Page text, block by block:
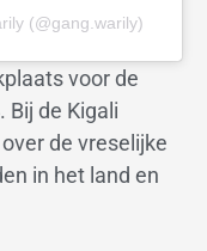
(@gang.warily)
voor de
Bij de Kigali
de vreselijke
in het land en